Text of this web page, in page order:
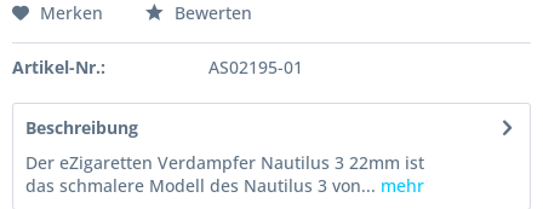
Merken Bewerten
Artikel-Nr.: AS02195-01
Beschreibung
Der eZigaretten Verdampfer Nautilus 3 22mm ist
das schmalere Modell des Nautilus 3 von... mehr